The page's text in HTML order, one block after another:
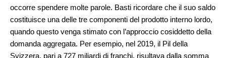
occorre spendere molte parole. Basti ricordare che il suo saldo
costituisce una delle tre componenti del prodotto interno lordo,
quando questo venga stimato con l’approccio cosiddetto della
domanda aggregata. Per esempio, nel 2019, il Pil della
Svizzera, pari a 727 miliardi di franchi, risultava dalla somma